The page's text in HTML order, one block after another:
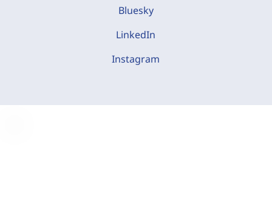
Bluesky
LinkedIn
Instagram